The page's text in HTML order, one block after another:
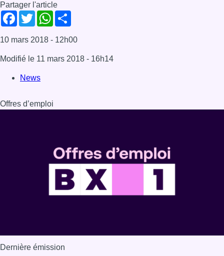
Partager l'article
Facebook
TwitterWhatsApp
10 mars 2018 - 12h00
Modifié le 11 mars 2018 - 16h14
News
Offres d’emploi
Dernière émission